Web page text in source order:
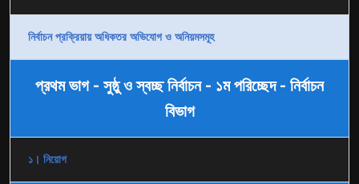
নির্বাচন প্রক্রিয়ায় অধিকতর অভিযোগ ও অনিয়মসমূহ
প্রথম ভাগ - সুষ্ঠু ও স্বচ্ছ নির্বাচন - ১ম পরিচ্ছেদ - নির্বাচন
বিভাগ
১। নিয়োগ